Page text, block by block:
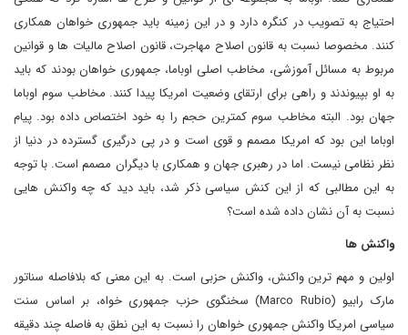
احتیاج به تصویب در کنگره دارد و در این زمینه باید جمهوری خواهان همکاری
کنند. مخصوصا نسبت به قانون اصلاح مهاجرت، قانون اصلاح مالیات ها و قوانین
مربوط به مسائل آموزشی، مخاطب اصلی اوباما، جمهوری خواهان بودند که باید
به او بپیوندند و راهی برای ارتقای وضعیت امریکا پیدا کنند. مخاطب سوم اوباما
جهان بود. البته مخاطب سوم کمترین حجم را به خود اختصاص داده بود. پیام
اوباما این بود که امریکا مصمم و قوی است و در پی درگیری گسترده در دنیا از
نظر نظامی نیست. اما در رهبری جهان و همکاری با دیگران مصمم است. با توجه
به این مطالبی که از این کنش سیاسی ذکر شد، باید دید که چه واکنش هایی
نسبت به آن نشان داده شده است؟
واکنش ها
اولین و مهم ترین واکنش، واکنش حزبی است. به این معنی که بلافاصله سناتور
مارک رابیو (Marco Rubio)سخنگوی حزب جمهوری خواه، بر اساس سنت
سیاسی امریکا واکنش جمهوری خواهان را نسبت به این نطق به فاصله چند دقیقه